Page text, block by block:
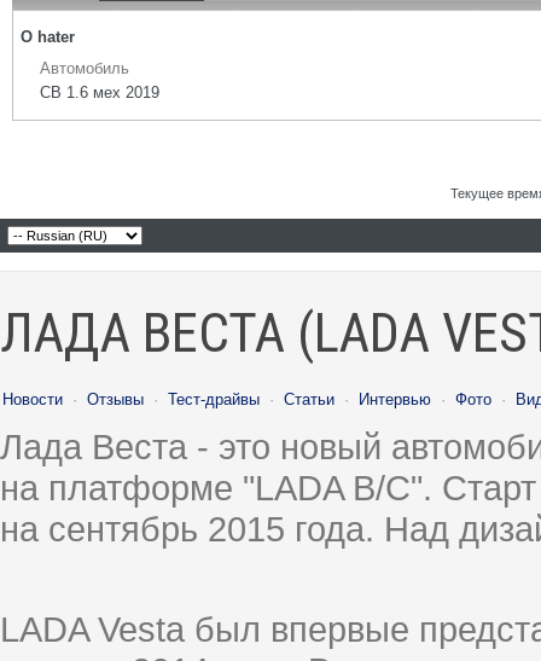
О hater
Автомобиль
СВ 1.6 мех 2019
Текущее
ЛАДА ВЕСТА (LADA
Новости · Отзывы · Тест-драйвы · Статьи · Интервью · Фото ·
Лада Веста - это новый
на платформе "LADA B/C".
на сентябрь 2015 года. Над
LADA Vesta был впервые